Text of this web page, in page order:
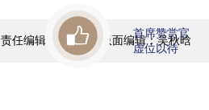
责任编辑：田铁军 | 版面编辑：吴秋晗
首席赞赏官
虚位以待